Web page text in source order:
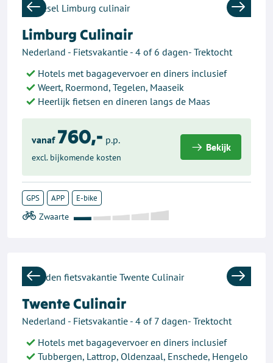
Previous Next
Limburg Culinair
Nederland - Fietsvakantie - 4 of 6 dagen- Trektocht
Hotels met bagagevervoer en diners inclusief
Weert, Roermond, Tegelen, Maaseik
Heerlijk fietsen en dineren langs de Maas
vanaf 760,- p.p.
excl. bijkomende kosten
Bekijk
GPS APP E-bike
Previous Next
Twente Culinair
Nederland - Fietsvakantie - 4 of 7 dagen- Trektocht
Hotels met bagagevervoer en diners inclusief
Tubbergen, Lattrop, Oldenzaal, Enschede, Hengelo